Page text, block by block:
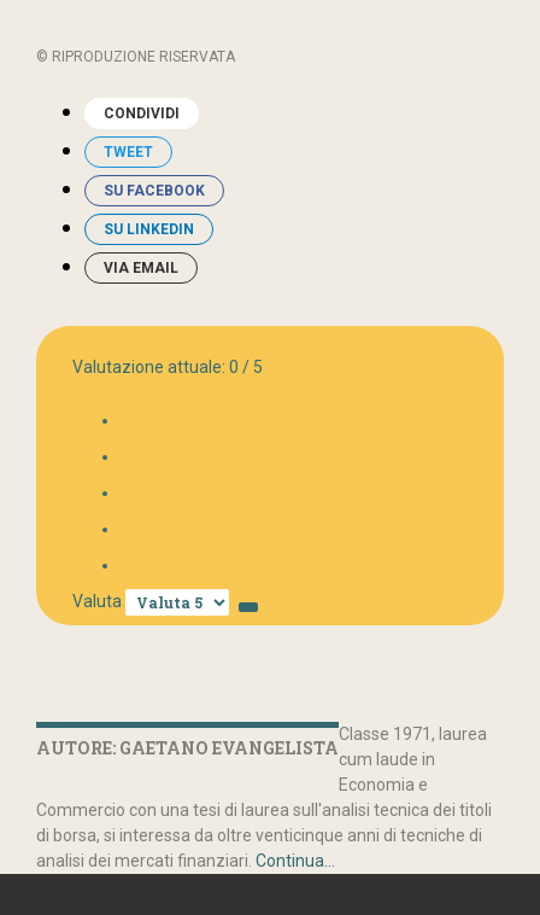
© RIPRODUZIONE RISERVATA
CONDIVIDI
TWEET
SU FACEBOOK
SU LINKEDIN
VIA EMAIL
Valutazione attuale: 0 / 5
Valuta
AUTORE: GAETANO EVANGELISTA
Classe 1971, laurea
cum laude in
Economia e
Commercio con una tesi di laurea sull'analisi tecnica dei titoli
di borsa, si interessa da oltre venticinque anni di tecniche di
analisi dei mercati finanziari. Continua...